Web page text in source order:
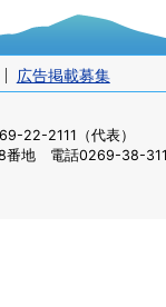
広告掲載募集
22-2111（代表）
番地 電話0269-38-